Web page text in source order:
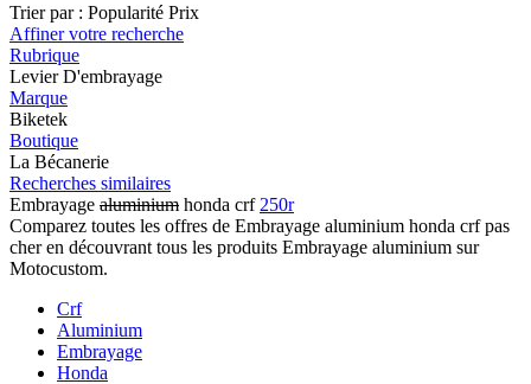
Trier par : Popularité Prix
Affiner votre recherche
Rubrique
Levier D'embrayage
Marque
Biketek
Boutique
La Bécanerie
Recherches similaires
Embrayage aluminium honda crf 250r
Comparez toutes les offres de Embrayage aluminium honda crf pas
cher en découvrant tous les produits Embrayage aluminium sur
Motocustom.
Crf
Aluminium
Embrayage
Honda